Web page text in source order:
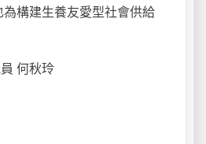
為構建生養友愛型社會供給
何秋玲